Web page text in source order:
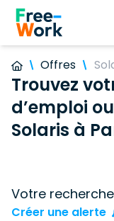
Offres
Trouvez
d’emploi
Solaris à
Votre
Créer une alerte